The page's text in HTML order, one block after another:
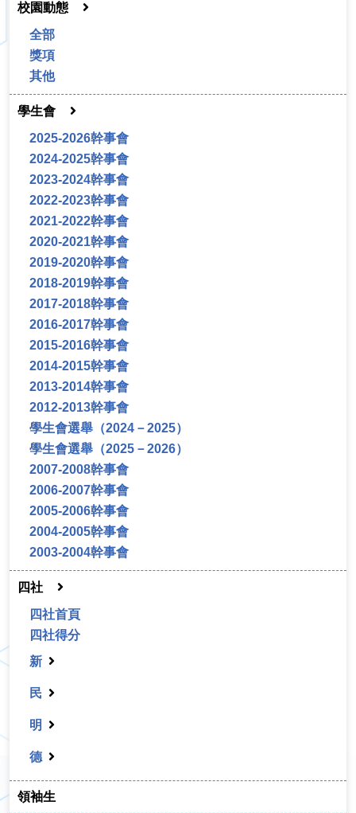
校園動態
全部
獎項
其他
學生會
2025-2026幹事會
2024-2025幹事會
2023-2024幹事會
2022-2023幹事會
2021-2022幹事會
2020-2021幹事會
2019-2020幹事會
2018-2019幹事會
2017-2018幹事會
2016-2017幹事會
2015-2016幹事會
2014-2015幹事會
2013-2014幹事會
2012-2013幹事會
學生會選舉（2024－2025）
學生會選舉（2025－2026）
2007-2008幹事會
2006-2007幹事會
2005-2006幹事會
2004-2005幹事會
2003-2004幹事會
四社
四社首頁
四社得分
新
民
明
德
領袖生